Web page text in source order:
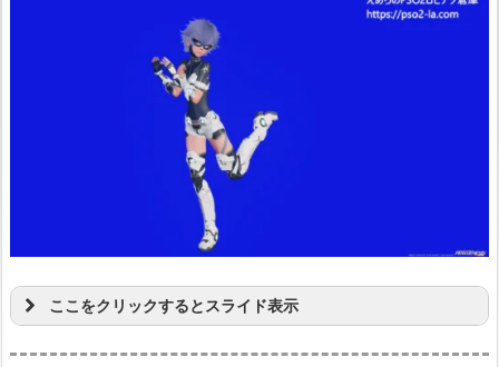
ここをクリックするとスライド表示